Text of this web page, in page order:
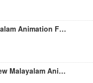
അക്കിടിമാമൻ | Malayalam Animation For Children | Akkidimaman | Malayalam Cartoon For Children
ഡും ഡും ഹിപ്പോ # New Malayalam Animation Cartoon 2017 # Malayalam Cartoon For Children 2017